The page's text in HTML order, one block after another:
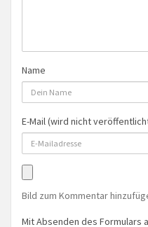
Name
E-Mail (wird nicht
Bild zum Kommentar
Mit Absenden des Formulars